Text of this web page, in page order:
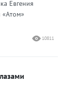
Евгения
«Атом»
10811